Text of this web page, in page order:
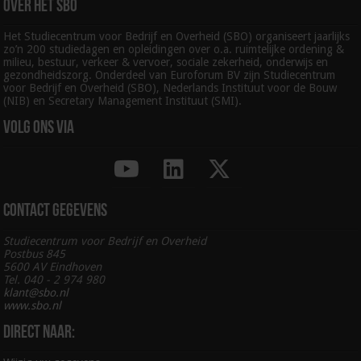
Over het SBO
Het Studiecentrum voor Bedrijf en Overheid (SBO) organiseert jaarlijks
zo’n 200 studiedagen en opleidingen over o.a. ruimtelijke ordening &
milieu, bestuur, verkeer & vervoer, sociale zekerheid, onderwijs en
gezondheidszorg. Onderdeel van Euroforum BV zijn Studiecentrum
voor Bedrijf en Overheid (SBO), Nederlands Instituut voor de Bouw
(NIB) en Secretary Management Instituut (SMI).
Volg ons via
Contact gegevens
Studiecentrum voor Bedrijf en Overheid
Postbus 845
5600 AV Eindhoven
Tel. 040 - 2 974 980
klant@sbo.nl
www.sbo.nl
Direct naar: